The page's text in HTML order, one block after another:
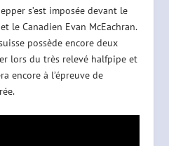
s’est imposée devant le
le Canadien Evan McEachran.
possède encore deux
lors du très relevé halfpipe et
encore à l’épreuve de